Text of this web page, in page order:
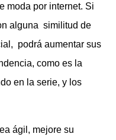
moda por internet. Si
alguna similitud de
podrá aumentar sus
como es la
en la serie, y los
ágil, mejore su